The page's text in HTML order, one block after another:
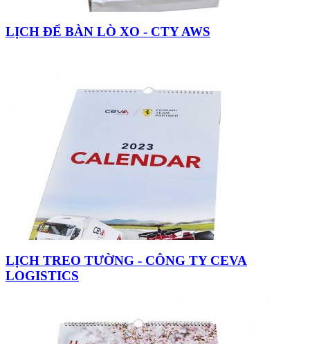
LỊCH ĐỂ BÀN LÒ XO - CTY AWS
LỊCH TREO TƯỜNG - CÔNG TY CEVA
LOGISTICS